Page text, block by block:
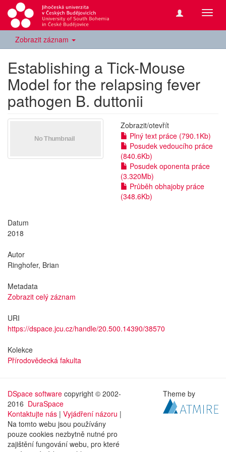
Zobrazit záznam
Establishing a Tick-Mouse
Model for the relapsing fever
pathogen B. duttonii
Zobrazit/otevřít
Plný text práce (790.1Kb)
Posudek vedoucího práce
(840.6Kb)
Posudek oponenta práce
(3.320Mb)
Průběh obhajoby práce
(348.6Kb)
Datum
2018
Autor
Ringhofer, Brian
Metadata
Zobrazit celý záznam
URI
https://dspace.jcu.cz/handle/20.500.14390/38570
Kolekce
Přírodovědecká fakulta
DSpace software copyright © 2002-
2016 DuraSpace
Kontaktujte nás | Vyjádření názoru |
Na tomto webu jsou používány
pouze cookies nezbytně nutné pro
zajištění fungování webu, pro které
Theme by